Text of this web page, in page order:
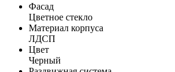
Фасад
Цветное стекло
Материал корпуса
ЛДСП
Цвет
Черный